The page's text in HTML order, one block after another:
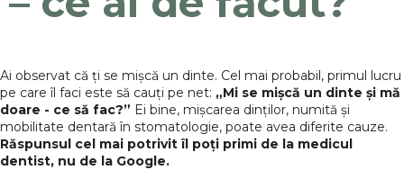
Ai observat că ți se mișcă un dinte. Cel mai probabil, primul lucru
pe care îl faci este să cauți pe net: „Mi se mișcă un dinte și mă
doare - ce să fac?” Ei bine, mișcarea dinților, numită și
mobilitate dentară în stomatologie, poate avea diferite cauze.
Răspunsul cel mai potrivit îl poți primi de la medicul
dentist, nu de la Google.